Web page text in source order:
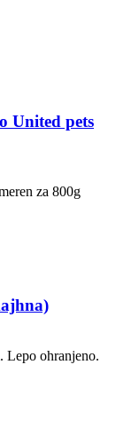
United pets
za 800g
Lepo ohranjeno.